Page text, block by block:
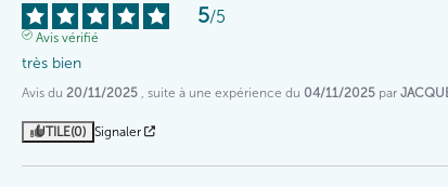
5/5
Avis vérifié
très bien
Avis du 20/11/2025 , suite à une expérience du 04/11/2025 par
UTILE(0) Signaler